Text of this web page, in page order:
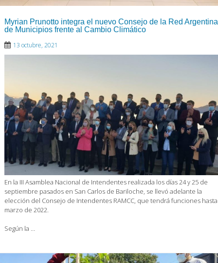
Myrian Prunotto integra el nuevo Consejo de la Red Argentina
de Municipios frente al Cambio Climático
13 octubre, 2021
En la III Asamblea Nacional de Intendentes realizada los días 24 y 25 de
septiembre pasados en San Carlos de Bariloche, se llevó adelante la
elección del Consejo de Intendentes RAMCC, que tendrá funciones hasta
marzo de 2022.
Según la …